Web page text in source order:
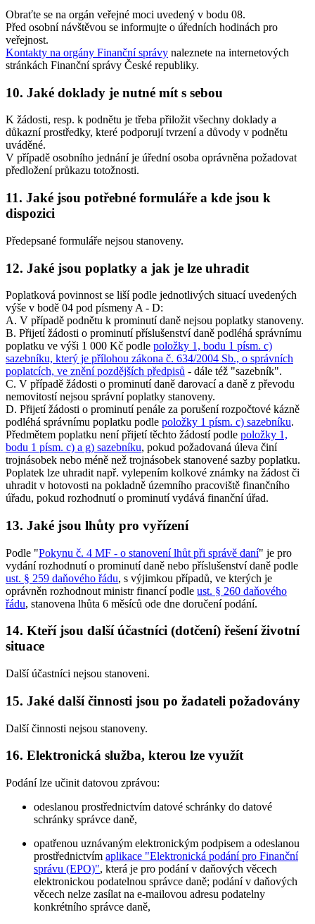
Obraťte se na orgán veřejné moci uvedený v bodu 08.
Před osobní návštěvou se informujte o úředních hodinách pro
veřejnost.
Kontakty na orgány Finanční správy naleznete na internetových
stránkách Finanční správy České republiky.
10. Jaké doklady je nutné mít s sebou
K žádosti, resp. k podnětu je třeba přiložit všechny doklady a
důkazní prostředky, které podporují tvrzení a důvody v podnětu
uváděné.
V případě osobního jednání je úřední osoba oprávněna požadovat
předložení průkazu totožnosti.
11. Jaké jsou potřebné formuláře a kde jsou k
dispozici
Předepsané formuláře nejsou stanoveny.
12. Jaké jsou poplatky a jak je lze uhradit
Poplatková povinnost se liší podle jednotlivých situací uvedených
výše v bodě 04 pod písmeny A - D:
A. V případě podnětu k prominutí daně nejsou poplatky stanoveny.
B. Přijetí žádosti o prominutí příslušenství daně podléhá správnímu
poplatku ve výši 1 000 Kč podle položky 1, bodu 1 písm. c)
sazebníku, který je přílohou zákona č. 634/2004 Sb., o správních
poplatcích, ve znění pozdějších předpisů - dále též "sazebník".
C. V případě žádosti o prominutí daně darovací a daně z převodu
nemovitostí nejsou správní poplatky stanoveny.
D. Přijetí žádosti o prominutí penále za porušení rozpočtové kázně
podléhá správnímu poplatku podle položky 1 písm. c) sazebníku.
Předmětem poplatku není přijetí těchto žádostí podle položky 1,
bodu 1 písm. c) a g) sazebníku, pokud požadovaná úleva činí
trojnásobek nebo méně než trojnásobek stanovené sazby poplatku.
Poplatek lze uhradit např. vylepením kolkové známky na žádost či
uhradit v hotovosti na pokladně územního pracoviště finančního
úřadu, pokud rozhodnutí o prominutí vydává finanční úřad.
13. Jaké jsou lhůty pro vyřízení
Podle "Pokynu č. 4 MF - o stanovení lhůt při správě daní" je pro
vydání rozhodnutí o prominutí daně nebo příslušenství daně podle
ust. § 259 daňového řádu, s výjimkou případů, ve kterých je
oprávněn rozhodnout ministr financí podle ust. § 260 daňového
řádu, stanovena lhůta 6 měsíců ode dne doručení podání.
14. Kteří jsou další účastníci (dotčení) řešení životní
situace
Další účastníci nejsou stanoveni.
15. Jaké další činnosti jsou po žadateli požadovány
Další činnosti nejsou stanoveny.
16. Elektronická služba, kterou lze využít
Podání lze učinit datovou zprávou:
odeslanou prostřednictvím datové schránky do datové
schránky správce daně,
opatřenou uznávaným elektronickým podpisem a odeslanou
prostřednictvím aplikace "Elektronická podání pro Finanční
správu (EPO)", která je pro podání v daňových věcech
elektronickou podatelnou správce daně; podání v daňových
věcech nelze zasílat na e-mailovou adresu podatelny
konkrétního správce daně,